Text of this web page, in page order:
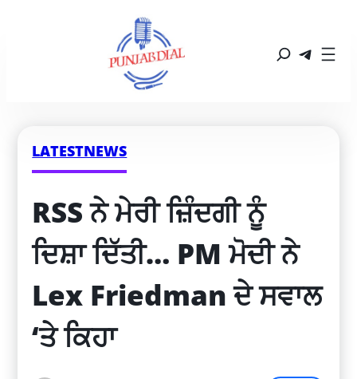
LATESTNEWS
RSS ਨੇ ਮੇਰੀ ਜ਼ਿੰਦਗੀ ਨੂੰ
ਦਿਸ਼ਾ ਦਿੱਤੀ… PM ਮੋਦੀ ਨੇ
Lex Friedman ਦੇ ਸਵਾਲ
‘ਤੇ ਕਿਹਾ